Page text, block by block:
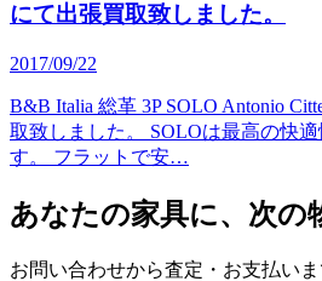
にて出張買取致しました。
2017/09/22
B&B Italia 総革 3P SOLO Antonio
取致しました。 SOLOは最高の快
す。 フラットで安…
あなたの家具に、次の
お問い合わせから査定・お支払い